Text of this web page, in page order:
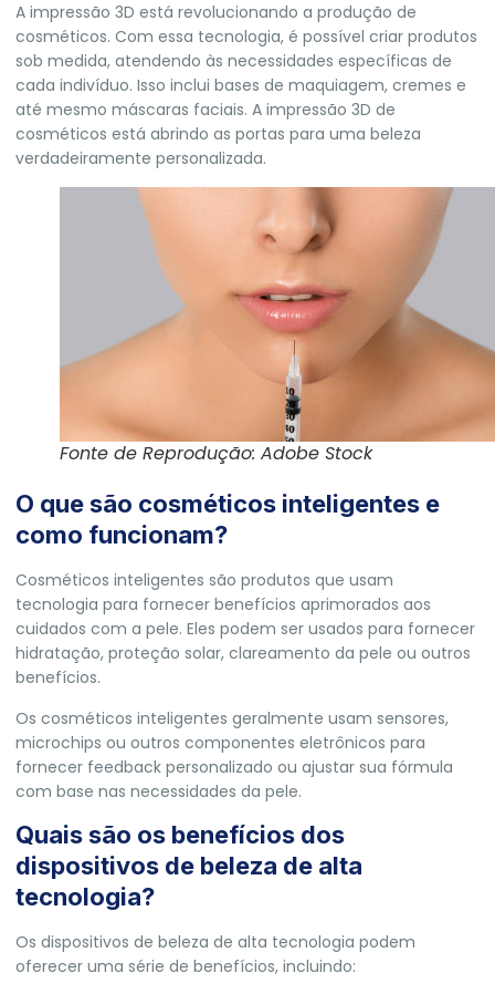
A impressão 3D está revolucionando a produção de
cosméticos. Com essa tecnologia, é possível criar produtos
sob medida, atendendo às necessidades específicas de
cada indivíduo. Isso inclui bases de maquiagem, cremes e
até mesmo máscaras faciais. A impressão 3D de
cosméticos está abrindo as portas para uma beleza
verdadeiramente personalizada.
Fonte de Reprodução: Adobe Stock
O que são cosméticos inteligentes e
como funcionam?
Cosméticos inteligentes são produtos que usam
tecnologia para fornecer benefícios aprimorados aos
cuidados com a pele. Eles podem ser usados para fornecer
hidratação, proteção solar, clareamento da pele ou outros
benefícios.
Os cosméticos inteligentes geralmente usam sensores,
microchips ou outros componentes eletrônicos para
fornecer feedback personalizado ou ajustar sua fórmula
com base nas necessidades da pele.
Quais são os benefícios dos
dispositivos de beleza de alta
tecnologia?
Os dispositivos de beleza de alta tecnologia podem
oferecer uma série de benefícios, incluindo: